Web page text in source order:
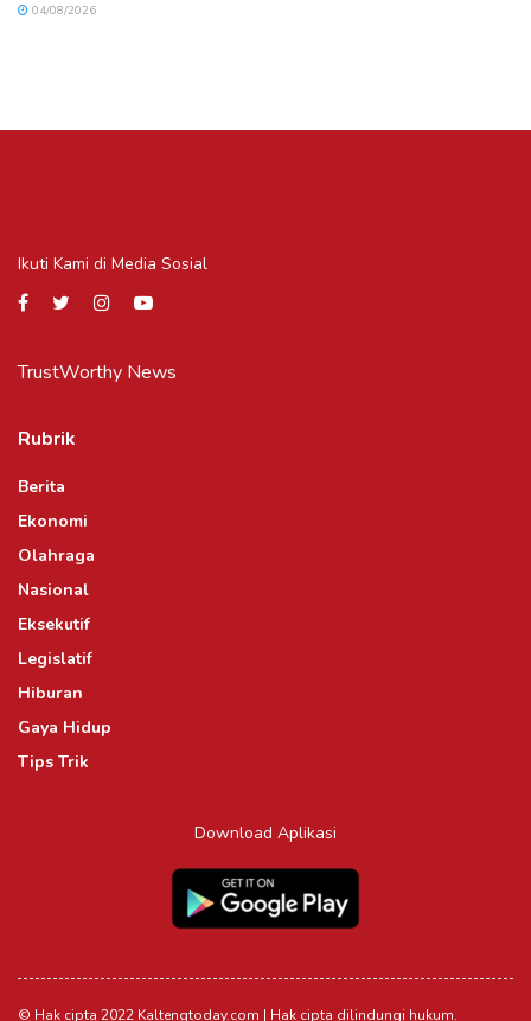
04/08/2026
Ikuti Kami di Media Sosial
TrustWorthy News
Rubrik
Berita
Ekonomi
Olahraga
Nasional
Eksekutif
Legislatif
Hiburan
Gaya Hidup
Tips Trik
Download Aplikasi
© Hak cipta 2022 Kaltengtoday.com | Hak cipta dilindungi hukum.